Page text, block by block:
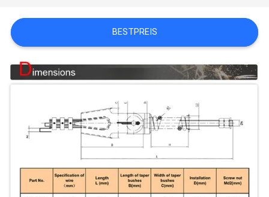
NACHRICHTEN
SITEMAP
PRIVACY
BESTPREIS